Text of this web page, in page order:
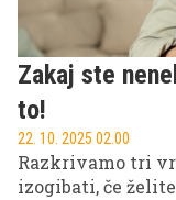
Zakaj ste
to!
22. 10. 2025 02.00
Razkrivamo tri
izogibati, če